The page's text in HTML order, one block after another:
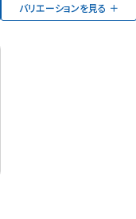
バリエーションを見る